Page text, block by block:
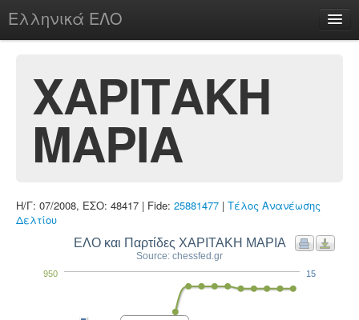
Ελληνικά ΕΛΟ
chesstu.be @ discord
Login
ΧΑΡΙΤΑΚΗ
ΜΑΡΙΑ
Η/Γ: 07/2008, ΕΣΟ: 48417 | Fide: 25881477 | Τέλος Ανανέωσης
Δελτίου
ΕΛΟ και Παρτίδες ΧΑΡΙΤΑΚΗ ΜΑΡΙΑ
Source: chessfed.gr
950 15